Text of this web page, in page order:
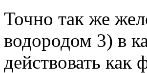
Точно так же
водородом 3) в
действовать как